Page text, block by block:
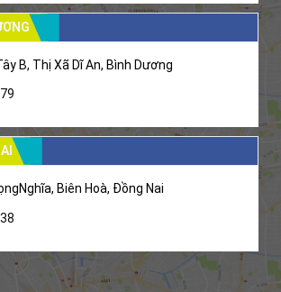
B, Thị Xã Dĩ An, Bình Dương
Biên Hoà, Đồng Nai